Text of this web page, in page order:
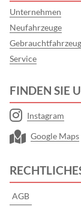
Unternehmen
Neufahrzeuge
Service
FINDEN SIE
Instagram
Google Maps
AGB